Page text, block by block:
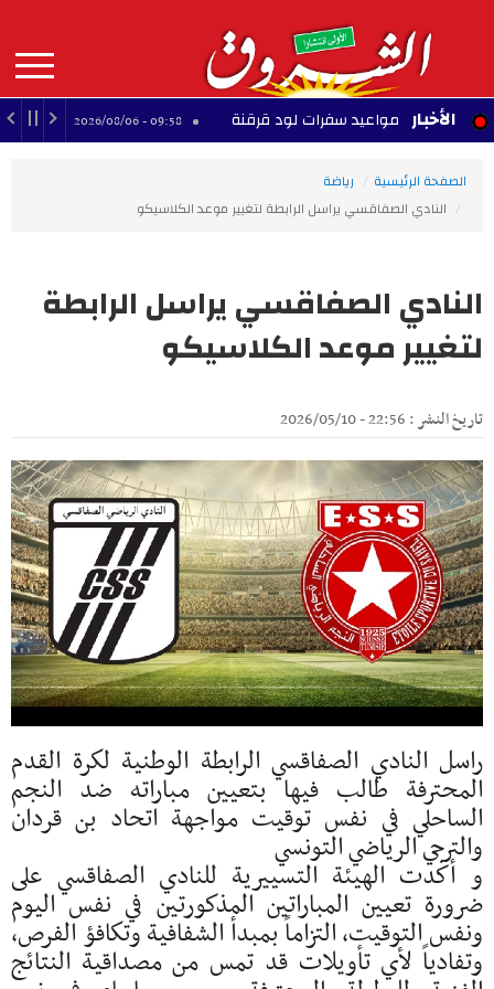
contenu
principal
MAIN
NAVIGATION الأخبار
على مواعيد سفرات لود قرقنة 09:58 - 2026/08/06 "الزردة تعود"..
الصفحة الرئيسية
رياضة
النادي الصفاقسي يراسل الرابطة لتغيير موعد الكلاسيكو
النادي الصفاقسي يراسل الرابطة
لتغيير موعد الكلاسيكو
تاريخ النشر : 22:56 - 2026/05/10
راسل النادي الصفاقسي الرابطة الوطنية لكرة القدم
المحترفة طالب فيها بتعيين مباراته ضد النجم
الساحلي في نفس توقيت مواجهة اتحاد بن قردان
والترجي الرياضي التونسي
و أكدت الهيئة التسييرية للنادي الصفاقسي على
ضرورة تعيين المباراتين المذكورتين في نفس اليوم
ونفس التوقيت، التزاماً بمبدأ الشفافية وتكافؤ الفرص،
وتفادياً لأي تأويلات قد تمس من مصداقية النتائج